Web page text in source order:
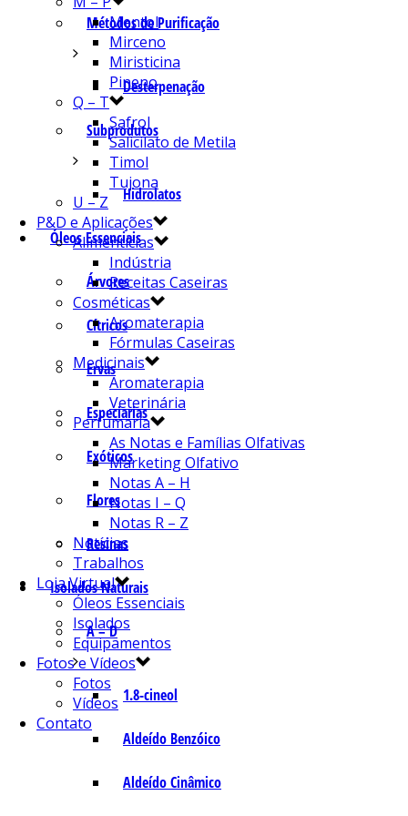
Métodos de Purificação
Desterpenação
Subprodutos
Hidrolatos
Óleos Essenciais
Árvores
Cítricos
Ervas
Especiarias
Exóticos
Flores
Resinas
Isolados Naturais
A – D
1.8-cineol
Aldeído Benzóico
Aldeído Cinâmico
Mentol
Mirceno
Miristicina
Pineno
Q – T
Safrol
Salicilato de Metila
Timol
Tujona
U – Z
P&D e Aplicações
Alimentícias
Indústria
Receitas Caseiras
Cosméticas
Aromaterapia
Fórmulas Caseiras
Medicinais
Aromaterapia
Veterinária
Perfumaria
As Notas e Famílias Olfativas
Marketing Olfativo
Notas A – H
Notas I – Q
Notas R – Z
Notícias
Trabalhos
Loja Virtual
Óleos Essenciais
Isolados
Equipamentos
Fotos e Vídeos
Fotos
Vídeos
Contato